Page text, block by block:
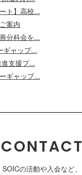
ト】高校...
案内
分科会を...
ギャップ...
進支援プ...
ギャップ...
CONTACT
SOICの活動や入会など、